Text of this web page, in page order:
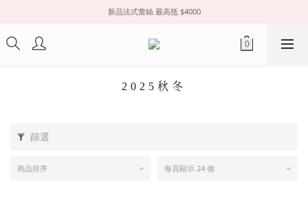
新品法式蕾絲 最高抵 $4000
2025秋冬
篩選
商品排序 每頁顯示 24 個